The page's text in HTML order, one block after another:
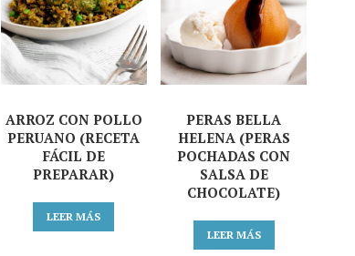
ARROZ CON POLLO
PERUANO (RECETA
FÁCIL DE
PREPARAR)
LEER MÁS
PERAS BELLA
HELENA (PERAS
POCHADAS CON
SALSA DE
CHOCOLATE)
LEER MÁS